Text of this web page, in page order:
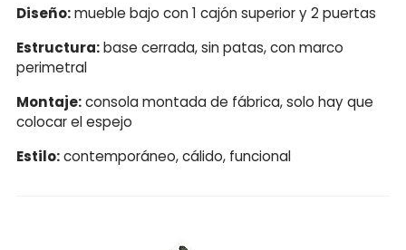
Diseño:mueble bajo con 1 cajón superior y 2 puertas
Estructura:base cerrada, sin patas, con marco
perimetral
Montaje:consola montada de fábrica, solo hay que
colocar el espejo
Estilo:contemporáneo, cálido, funcional